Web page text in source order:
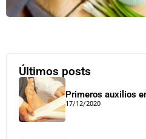
Últimos posts
Primeros auxilios
17/12/2020